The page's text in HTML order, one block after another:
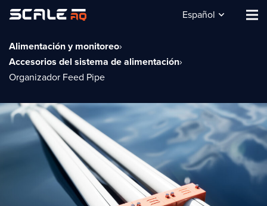
Español
Alimentación y monitoreo›
Accesorios del sistema de alimentación›
Organizador Feed Pipe